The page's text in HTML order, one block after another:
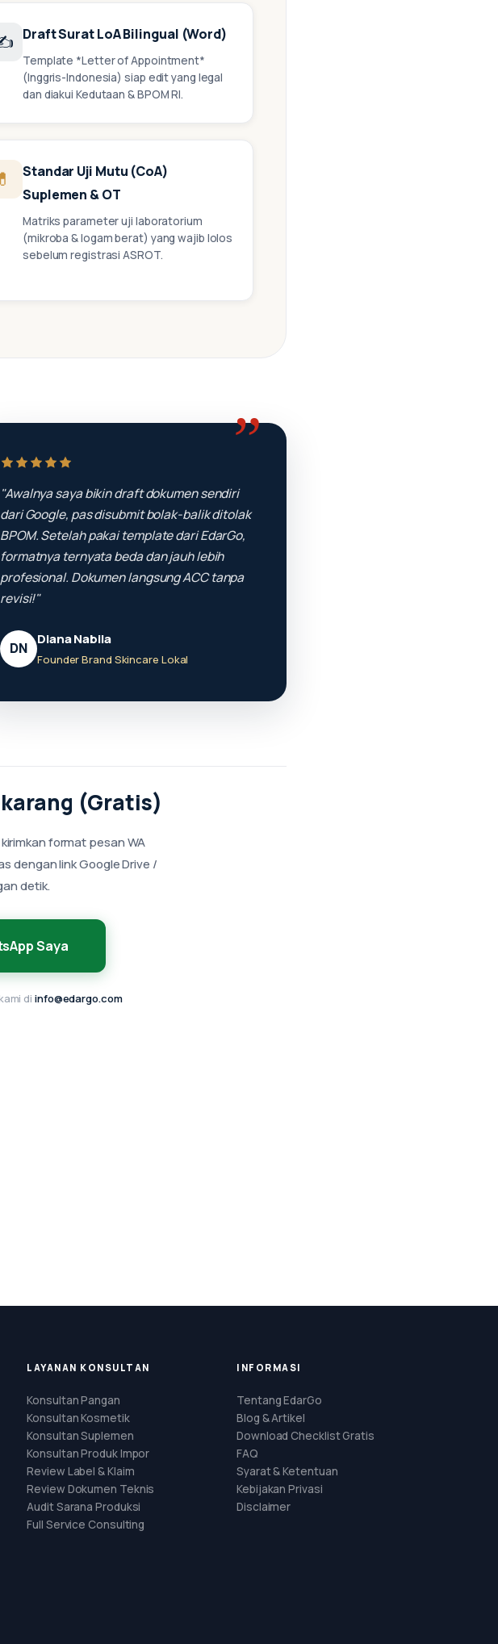
Draft Surat LoA Bilingual (Word)
Template *Letter of Appointment*
(Inggris-Indonesia) siap edit yang legal
dan diakui Kedutaan & BPOM RI.
💊
Standar Uji Mutu (CoA)
Suplemen & OT
Matriks parameter uji laboratorium
(mikroba & logam berat) yang wajib lolos
sebelum registrasi ASROT.
”
"Awalnya saya bikin draft dokumen sendiri
dari Google, pas disubmit bolak-balik ditolak
BPOM. Setelah pakai template dari EdarGo,
formatnya ternyata beda dan jauh lebih
profesional. Dokumen langsung ACC tanpa
revisi!"
DN
Diana Nabila
Founder Brand Skincare Lokal
(Gratis)
format pesan WA
dengan link Google Drive /
detik.
Saya
diinfo@edargo.com
LAYANAN KONSULTAN
Konsultan Pangan
Konsultan Kosmetik
Konsultan Suplemen
Konsultan Produk Impor
Review Label & Klaim
Review Dokumen Teknis
Audit Sarana Produksi
Full Service Consulting
INFORMASI
Tentang EdarGo
Blog & Artikel
Download Checklist Gratis
FAQ
Syarat & Ketentuan
Kebijakan Privasi
Disclaimer